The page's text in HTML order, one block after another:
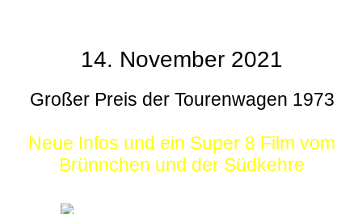
14. November 2021
Großer Preis der Tourenwagen 1973
Neue Infos und ein Super 8 Film vom
Brünnchen und der Südkehre